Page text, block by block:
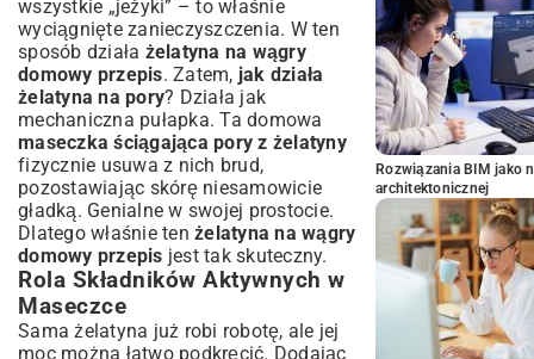
wszystkie „jeżyki” – to właśnie
wyciągnięte zanieczyszczenia. W ten
sposób działa żelatyna na wągry
domowy przepis. Zatem, jak działa
żelatyna na pory? Działa jak
mechaniczna pułapka. Ta domowa
maseczka ściągająca pory z żelatyny
fizycznie usuwa z nich brud,
pozostawiając skórę niesamowicie
gładką. Genialne w swojej prostocie.
Dlatego właśnie ten żelatyna na wągry
domowy przepis jest tak skuteczny.
Rola Składników Aktywnych w
Maseczce
Sama żelatyna już robi robotę, ale jej
moc można łatwo podkręcić. Dodając
Rozwiązania BIM jako
architektonicznej